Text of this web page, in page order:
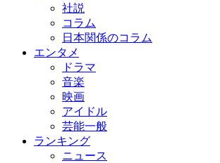
社説
コラム
日本関係のコラム
エンタメ
ドラマ
音楽
映画
アイドル
芸能一般
ランキング
ニュース